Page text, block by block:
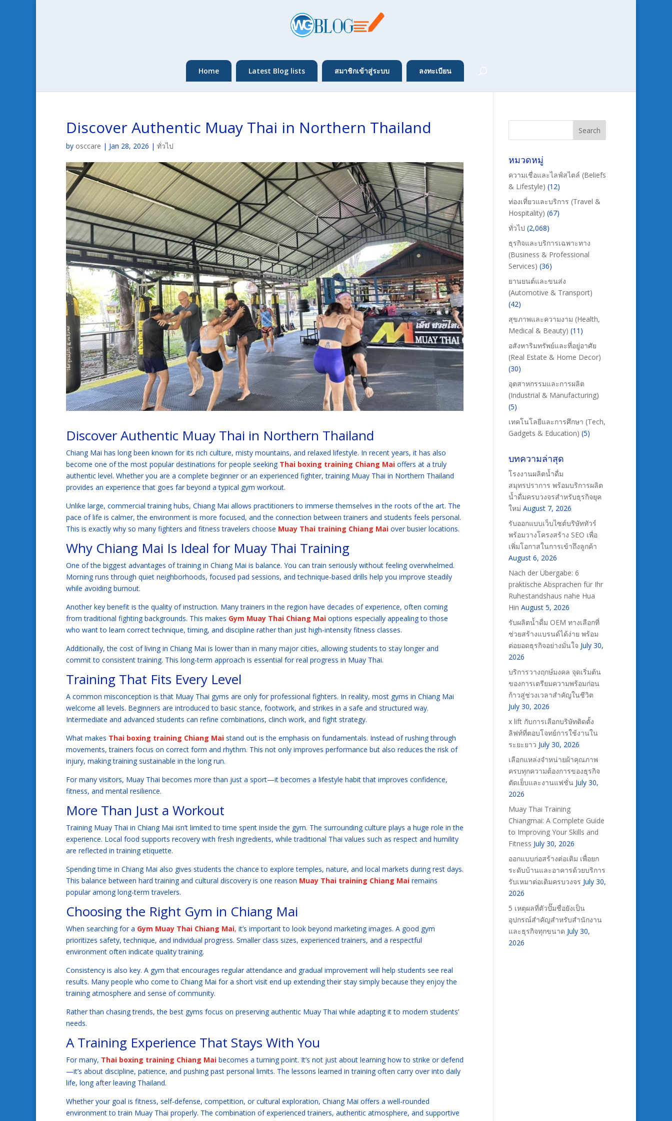
Home Latest Blog lists สมาชิกเข้าสู่ระบบ ลงทะเบียน
Discover Authentic Muay Thai in Northern Thailand
by osccare | Jan 28, 2026 | ทั่วไป
Discover Authentic Muay Thai in Northern Thailand
Chiang Mai has long been known for its rich culture, misty mountains, and relaxed lifestyle. In recent years, it has also
become one of the most popular destinations for people seeking Thai boxing training Chiang Mai offers at a truly
authentic level. Whether you are a complete beginner or an experienced fighter, training Muay Thai in Northern Thailand
provides an experience that goes far beyond a typical gym workout.
Unlike large, commercial training hubs, Chiang Mai allows practitioners to immerse themselves in the roots of the art. The
pace of life is calmer, the environment is more focused, and the connection between trainers and students feels personal.
This is exactly why so many fighters and fitness travelers choose Muay Thai training Chiang Mai over busier locations.
Why Chiang Mai Is Ideal for Muay Thai Training
One of the biggest advantages of training in Chiang Mai is balance. You can train seriously without feeling overwhelmed.
Morning runs through quiet neighborhoods, focused pad sessions, and technique-based drills help you improve steadily
while avoiding burnout.
Another key benefit is the quality of instruction. Many trainers in the region have decades of experience, often coming
from traditional fighting backgrounds. This makes Gym Muay Thai Chiang Mai options especially appealing to those
who want to learn correct technique, timing, and discipline rather than just high-intensity fitness classes.
Additionally, the cost of living in Chiang Mai is lower than in many major cities, allowing students to stay longer and
commit to consistent training. This long-term approach is essential for real progress in Muay Thai.
Training That Fits Every Level
A common misconception is that Muay Thai gyms are only for professional fighters. In reality, most gyms in Chiang Mai
welcome all levels. Beginners are introduced to basic stance, footwork, and strikes in a safe and structured way.
Intermediate and advanced students can refine combinations, clinch work, and fight strategy.
What makes Thai boxing training Chiang Mai stand out is the emphasis on fundamentals. Instead of rushing through
movements, trainers focus on correct form and rhythm. This not only improves performance but also reduces the risk of
injury, making training sustainable in the long run.
For many visitors, Muay Thai becomes more than just a sport—it becomes a lifestyle habit that improves confidence,
fitness, and mental resilience.
More Than Just a Workout
Training Muay Thai in Chiang Mai isn’t limited to time spent inside the gym. The surrounding culture plays a huge role in the
experience. Local food supports recovery with fresh ingredients, while traditional Thai values such as respect and humility
are reflected in training etiquette.
Spending time in Chiang Mai also gives students the chance to explore temples, nature, and local markets during rest days.
This balance between hard training and cultural discovery is one reason Muay Thai training Chiang Mai remains
popular among long-term travelers.
Choosing the Right Gym in Chiang Mai
When searching for a Gym Muay Thai Chiang Mai, it’s important to look beyond marketing images. A good gym
prioritizes safety, technique, and individual progress. Smaller class sizes, experienced trainers, and a respectful
environment often indicate quality training.
Consistency is also key. A gym that encourages regular attendance and gradual improvement will help students see real
results. Many people who come to Chiang Mai for a short visit end up extending their stay simply because they enjoy the
training atmosphere and sense of community.
Rather than chasing trends, the best gyms focus on preserving authentic Muay Thai while adapting it to modern students’
needs.
A Training Experience That Stays With You
For many, Thai boxing training Chiang Mai becomes a turning point. It’s not just about learning how to strike or defend
—it’s about discipline, patience, and pushing past personal limits. The lessons learned in training often carry over into daily
life, long after leaving Thailand.
Whether your goal is fitness, self-defense, competition, or cultural exploration, Chiang Mai offers a well-rounded
environment to train Muay Thai properly. The combination of experienced trainers, authentic atmosphere, and supportive
หมวดหมู่
ความเชื่อและไลฟ์สไตล์ (Beliefs
& Lifestyle) (12)
ท่องเที่ยวและบริการ (Travel &
Hospitality) (67)
ทั่วไป (2,068)
ธุรกิจและบริการเฉพาะทาง
(Business & Professional
Services) (36)
ยานยนต์และขนส่ง
(Automotive & Transport)
(42)
สุขภาพและความงาม (Health,
Medical & Beauty) (11)
อสังหาริมทรัพย์และที่อยู่อาศัย
(Real Estate & Home Decor)
(30)
อุตสาหกรรมและการผลิต
(Industrial & Manufacturing)
(5)
เทคโนโลยีและการศึกษา (Tech,
Gadgets & Education) (5)
บทความล่าสุด
โรงงานผลิตน้ำดื่ม
สมุทรปราการ พร้อมบริการผลิต
น้ำดื่มครบวงจรสำหรับธุรกิจยุค
ใหม่ August 7, 2026
รับออกแบบเว็บไซต์บริษัททัวร์
พร้อมวางโครงสร้าง SEO เพื่อ
เพิ่มโอกาสในการเข้าถึงลูกค้า
August 6, 2026
Nach der Übergabe: 6
praktische Absprachen für Ihr
Ruhestandshaus nahe Hua
Hin August 5, 2026
รับผลิตน้ำดื่ม OEM ทางเลือกที่
ช่วยสร้างแบรนด์ได้ง่าย พร้อม
ต่อยอดธุรกิจอย่างมั่นใจ July 30,
2026
บริการวางฤกษ์มงคล จุดเริ่มต้น
ของการเตรียมความพร้อมก่อน
ก้าวสู่ช่วงเวลาสำคัญในชีวิต
July 30, 2026
x lift กับการเลือกบริษัทติดตั้ง
ลิฟท์ที่ตอบโจทย์การใช้งานใน
ระยะยาว July 30, 2026
เลือกแหล่งจำหน่ายผ้าคุณภาพ
ครบทุกความต้องการของธุรกิจ
ตัดเย็บและงานแฟชั่น July 30,
2026
Muay Thai Training
Chiangmai: A Complete Guide
to Improving Your Skills and
Fitness July 30, 2026
ออกแบบก่อสร้างต่อเติม เพื่อยก
ระดับบ้านและอาคารด้วยบริการ
รับเหมาต่อเติมครบวงจร July 30,
2026
5 เหตุผลที่ตัวปั๊มชื่อยังเป็น
อุปกรณ์สำคัญสำหรับสำนักงาน
และธุรกิจทุกขนาด July 30,
2026